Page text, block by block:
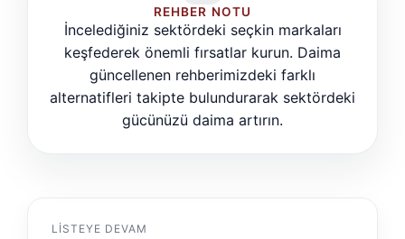
REHBER NOTU
İncelediğiniz sektördeki seçkin markaları
keşfederek önemli fırsatlar kurun. Daima
güncellenen rehberimizdeki farklı
alternatifleri takipte bulundurarak sektördeki
gücünüzü daima artırın.
LISTEYE DEVAM